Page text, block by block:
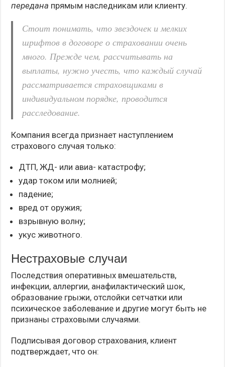
передана прямым наследникам или клиенту.
Стоит понимать, что звездочек и мелких
шрифтов в договоре о страховании очень
много. Прежде чем, рассчитывать на
выплаты, нужно учесть, что каждый случай
рассматривается страховщиками в
индивидуальном порядке, проводится
расследование.
Компания всегда признает наступлением
страхового случая только:
ДТП, ЖД- или авиа- катастрофу;
удар током или молнией;
падение;
вред от оружия;
взрывную волну;
укус животного.
Нестраховые случаи
Последствия оперативных вмешательств,
инфекции, аллергии, анафилактический шок,
образование грыжи, отслойки сетчатки или
психическое заболевание и другие могут быть не
признаны страховыми случаями.
Подписывая договор страхования, клиент
подтверждает, что он: